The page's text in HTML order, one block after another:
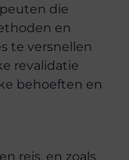
die
en
te versnellen
revalidatie
behoeften en
reis, en zoals